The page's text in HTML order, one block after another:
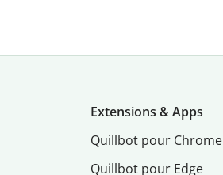
Extensions & Apps
Quillbot pour Chrome
Quillbot pour Edge